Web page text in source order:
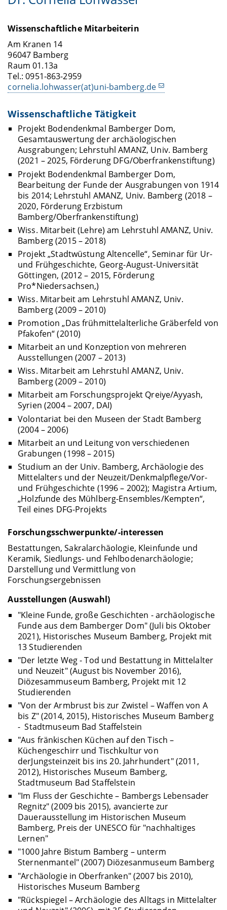
Wissenschaftliche Mitarbeiterin
Am Kranen 14
96047 Bamberg
Raum 01.13a
Tel.: 0951-863-2959
cornelia.lohwasser(at)uni-bamberg.de
Wissenschaftliche Tätigkeit
Projekt Bodendenkmal Bamberger Dom,
Gesamtauswertung der archäologischen
Ausgrabungen; Lehrstuhl AMANZ, Univ. Bamberg
(2021 – 2025, Förderung DFG/Oberfrankenstiftung)
Projekt Bodendenkmal Bamberger Dom,
Bearbeitung der Funde der Ausgrabungen von 1914
bis 2014; Lehrstuhl AMANZ, Univ. Bamberg (2018 –
2020, Förderung Erzbistum
Bamberg/Oberfrankenstiftung)
Wiss. Mitarbeit (Lehre) am Lehrstuhl AMANZ, Univ.
Bamberg (2015 – 2018)
Projekt „Stadtwüstung Altencelle“, Seminar für Ur-
und Frühgeschichte, Georg-August-Universität
Göttingen, (2012 – 2015, Förderung
Pro*Niedersachsen,)
Wiss. Mitarbeit am Lehrstuhl AMANZ, Univ.
Bamberg (2009 – 2010)
Promotion „Das frühmittelalterliche Gräberfeld von
Pfakofen“ (2010)
Mitarbeit an und Konzeption von mehreren
Ausstellungen (2007 – 2013)
Wiss. Mitarbeit am Lehrstuhl AMANZ, Univ.
Bamberg (2009 – 2010)
Mitarbeit am Forschungsprojekt Qreiye/Ayyash,
Syrien (2004 – 2007, DAI)
Volontariat bei den Museen der Stadt Bamberg
(2004 – 2006)
Mitarbeit an und Leitung von verschiedenen
Grabungen (1998 – 2015)
Studium an der Univ. Bamberg, Archäologie des
Mittelalters und der Neuzeit/Denkmalpflege/Vor-
und Frühgeschichte (1996 – 2002); Magistra Artium,
„Holzfunde des Mühlberg-Ensembles/Kempten“,
Teil eines DFG-Projekts
Forschungsschwerpunkte/-interessen
Bestattungen, Sakralarchäologie, Kleinfunde und
Keramik, Siedlungs- und Fehlbodenarchäologie;
Darstellung und Vermittlung von
Forschungsergebnissen
Ausstellungen (Auswahl)
"Kleine Funde, große Geschichten - archäologische
Funde aus dem Bamberger Dom" (Juli bis Oktober
2021), Historisches Museum Bamberg, Projekt mit
13 Studierenden
"Der letzte Weg - Tod und Bestattung in Mittelalter
und Neuzeit" (August bis November 2016),
Diözesammuseum Bamberg, Projekt mit 12
Studierenden
"Von der Armbrust bis zur Zwistel – Waffen von A
bis Z" (2014, 2015), Historisches Museum Bamberg
- Stadtmuseum Bad Staffelstein
"Aus fränkischen Küchen auf den Tisch –
Küchengeschirr und Tischkultur von
derJungsteinzeit bis ins 20. Jahrhundert" (2011,
2012), Historisches Museum Bamberg,
Stadtmuseum Bad Staffelstein
"Im Fluss der Geschichte – Bambergs Lebensader
Regnitz" (2009 bis 2015), avancierte zur
Dauerausstellung im Historischen Museum
Bamberg, Preis der UNESCO für "nachhaltiges
Lernen"
"1000 Jahre Bistum Bamberg – unterm
Sternenmantel" (2007) Diözesanmuseum Bamberg
"Archäologie in Oberfranken" (2007 bis 2010),
Historisches Museum Bamberg
"Rückspiegel – Archäologie des Alltags in Mittelalter